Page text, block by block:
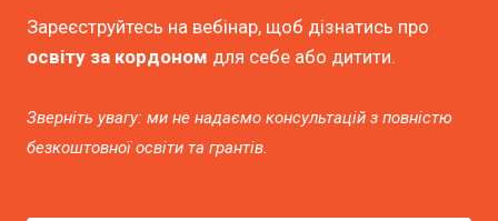
Зареєструйтесь на вебінар, щоб дізнатись про
освіту за кордоном для себе або дитити.
Зверніть увагу: ми не надаємо консультацій з повністю
безкоштовної освіти та грантів.